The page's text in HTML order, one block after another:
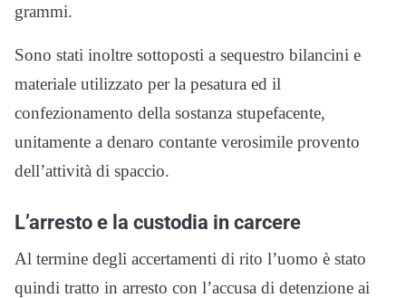
grammi.
Sono stati inoltre sottoposti a sequestro bilancini e
materiale utilizzato per la pesatura ed il
confezionamento della sostanza stupefacente,
unitamente a denaro contante verosimile provento
dell’attività di spaccio.
L’arresto e la custodia in carcere
Al termine degli accertamenti di rito l’uomo è stato
quindi tratto in arresto con l’accusa di detenzione ai